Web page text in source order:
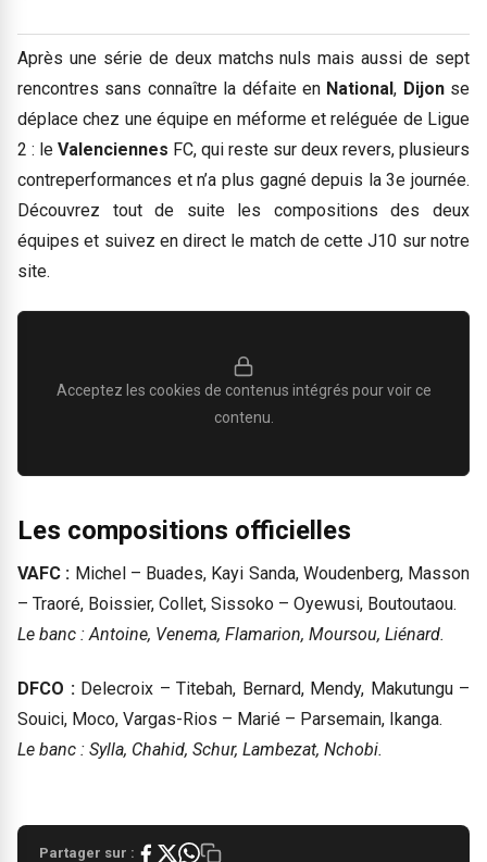
Après une série de deux matchs nuls mais aussi de sept
rencontres sans connaître la défaite en National, Dijonse
déplace chez une équipe en méforme et reléguée de Ligue
2 : le Valenciennes FC, qui reste sur deux revers, plusieurs
contreperformances et n’a plus gagné depuis la 3e journée.
Découvrez tout de suite les compositions des deux
équipes et suivez en direct le match de cette J10 sur notre
site.
Acceptez les cookies de contenus intégrés pour voir ce
contenu.
Les compositions officielles
VAFC : Michel – Buades, Kayi Sanda, Woudenberg, Masson
– Traoré, Boissier, Collet, Sissoko – Oyewusi, Boutoutaou.
Le banc : Antoine, Venema, Flamarion, Moursou, Liénard.
DFCO :Delecroix – Titebah, Bernard, Mendy, Makutungu –
Souici, Moco, Vargas-Rios – Marié – Parsemain, Ikanga.
Le banc : Sylla, Chahid, Schur, Lambezat, Nchobi.
Partager sur :